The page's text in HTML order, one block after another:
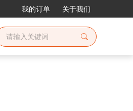
我的订单 关于我们